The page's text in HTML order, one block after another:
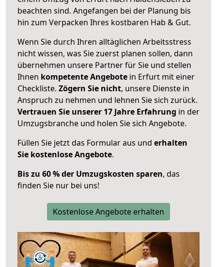
beachten sind. Angefangen bei der Planung bis
hin zum Verpacken Ihres kostbaren Hab & Gut.
Wenn Sie durch Ihren alltäglichen Arbeitsstress
nicht wissen, was Sie zuerst planen sollen, dann
übernehmen unsere Partner für Sie und stellen
Ihnen kompetente Angebote in Erfurt mit einer
Checkliste. Zögern Sie nicht, unsere Dienste in
Anspruch zu nehmen und lehnen Sie sich zurück.
Vertrauen Sie unserer 17 Jahre Erfahrung in der
Umzugsbranche und holen Sie sich Angebote.
Füllen Sie jetzt das Formular aus und erhalten
Sie kostenlose Angebote.
Bis zu 60 % der Umzugskosten sparen, das
finden Sie nur bei uns!
Kostenlose Angebote erhalten